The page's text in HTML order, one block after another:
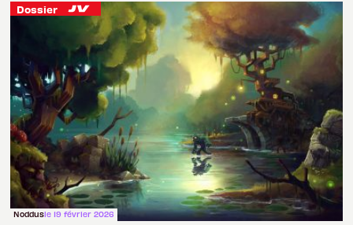
Dossier
Noddusle 19 février 2026